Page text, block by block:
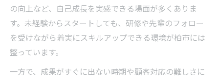
の向上など、自己成長を実感できる場面が多くありま
す。未経験からスタートしても、研修や先輩のフォロー
を受けながら着実にスキルアップできる環境が柏市には
整っています。
一方で、成果がすぐに出ない時期や顧客対応の難しさに